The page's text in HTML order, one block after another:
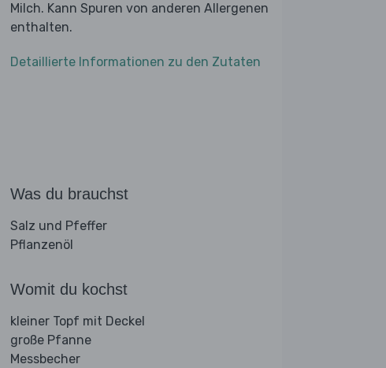
Milch. Kann Spuren von anderen Allergenen
enthalten.
Detaillierte Informationen zu den Zutaten
Was du brauchst
Salz und Pfeffer
Pflanzenöl
Womit du kochst
kleiner Topf mit Deckel
große Pfanne
Messbecher